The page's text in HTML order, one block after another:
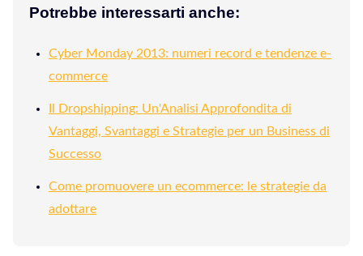
Potrebbe interessarti anche:
Cyber Monday 2013: numeri record e tendenze e-
commerce
Il Dropshipping: Un'Analisi Approfondita di
Vantaggi, Svantaggi e Strategie per un Business di
Successo
Come promuovere un ecommerce: le strategie da
adottare